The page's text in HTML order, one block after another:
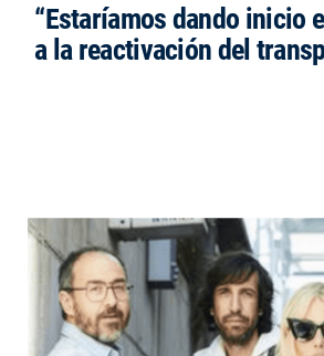
“Estaríamos dando inicio
a la reactivación del